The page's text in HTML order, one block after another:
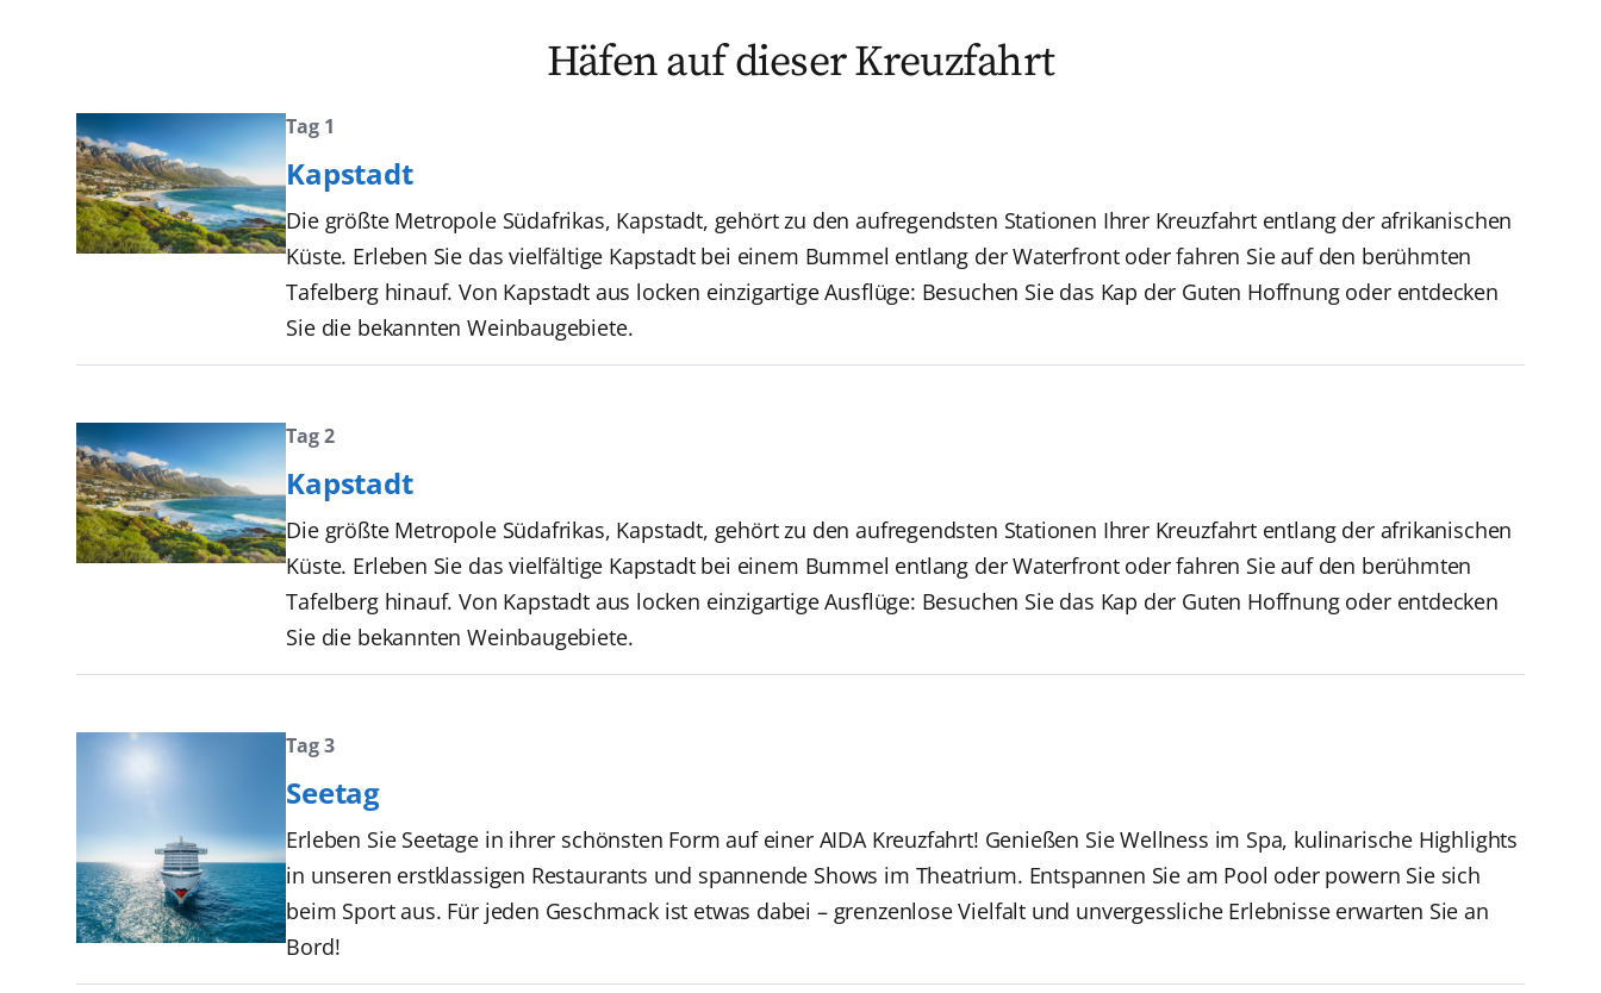
Häfen auf dieser Kreuzfahrt
Tag 1
Kapstadt
Die größte Metropole Südafrikas, Kapstadt, gehört zu den aufregendsten Stationen Ihrer Kreuzfahrt entlang der afrikanischen
Küste. Erleben Sie das vielfältige Kapstadt bei einem Bummel entlang der Waterfront oder fahren Sie auf den berühmten
Tafelberg hinauf. Von Kapstadt aus locken einzigartige Ausflüge: Besuchen Sie das Kap der Guten Hoffnung oder entdecken
Sie die bekannten Weinbaugebiete.
Tag 2
Kapstadt
Die größte Metropole Südafrikas, Kapstadt, gehört zu den aufregendsten Stationen Ihrer Kreuzfahrt entlang der afrikanischen
Küste. Erleben Sie das vielfältige Kapstadt bei einem Bummel entlang der Waterfront oder fahren Sie auf den berühmten
Tafelberg hinauf. Von Kapstadt aus locken einzigartige Ausflüge: Besuchen Sie das Kap der Guten Hoffnung oder entdecken
Sie die bekannten Weinbaugebiete.
Tag 3
Seetag
Erleben Sie Seetage in ihrer schönsten Form auf einer AIDA Kreuzfahrt! Genießen Sie Wellness im Spa, kulinarische Highlights
in unseren erstklassigen Restaurants und spannende Shows im Theatrium. Entspannen Sie am Pool oder powern Sie sich
beim Sport aus. Für jeden Geschmack ist etwas dabei – grenzenlose Vielfalt und unvergessliche Erlebnisse erwarten Sie an
Bord!